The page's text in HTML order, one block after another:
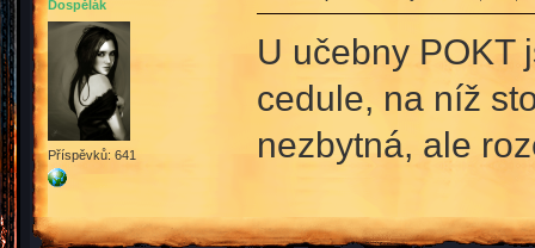
Dospělák
Příspěvků: 641
U učebny POKT
cedule, na níž
nezbytná, ale